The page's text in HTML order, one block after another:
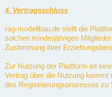
4. Vertragsschluss
rag-modellbau.de stellt die
solchen minderjährigen
Zustimmung ihrer
Zur Nutzung der Plattform ist
Vertrag über die Nutzung
des Registrierungsprozesses zu